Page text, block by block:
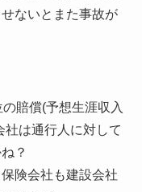
ないとまた事故が
賠償(予想生涯収入
は通行人に対して
？
険会社も建設会社